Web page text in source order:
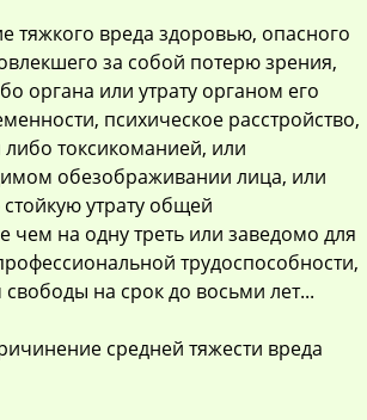
вреда здоровью, опасного
за собой потерю зрения,
органа или утрату органом его
психическое расстройство,
токсикоманией, или
обезображивании лица, или
утрату общей
чем на одну треть или заведомо для
трудоспособности,
на срок до восьми лет...
средней тяжести вреда